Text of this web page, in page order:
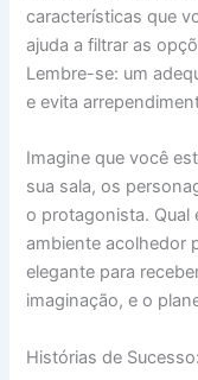
características que
ajuda a filtrar as
Lembre-se: um
e evita
Imagine que você
sua sala, os
o protagonista. Qual
ambiente acolhedor
elegante para
imaginação, e o
Histórias de